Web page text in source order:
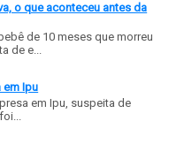
o que aconteceu antes da
de 10 meses que morreu
de e...
em Ipu
em Ipu, suspeita de